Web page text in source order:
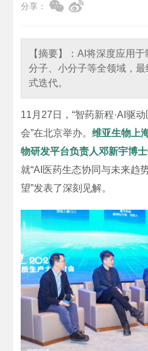
分享：
【摘要】：AI将深度应用
分子、小分子等全领域，
式迭代。
11月27日，“智药新程·AI驱
会”在北京举办。维亚生物上
物研发平台负责人邓新宇博士
就“AI医药生态协同与未来趋
望”发表了深刻见解。